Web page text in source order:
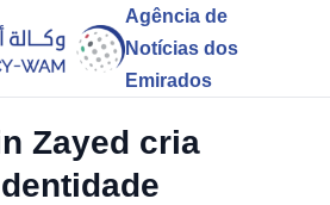
Agência de
Notícias dos
Emirados
Zayed cria